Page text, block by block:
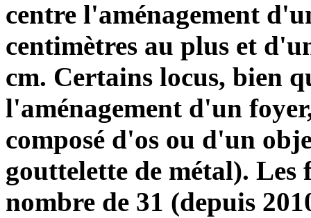
centre l'aménagement
centimètres au plus et
cm. Certains locus, bien
l'aménagement d'un
composé d'os ou d'un
gouttelette de métal).
nombre de 31 (depuis